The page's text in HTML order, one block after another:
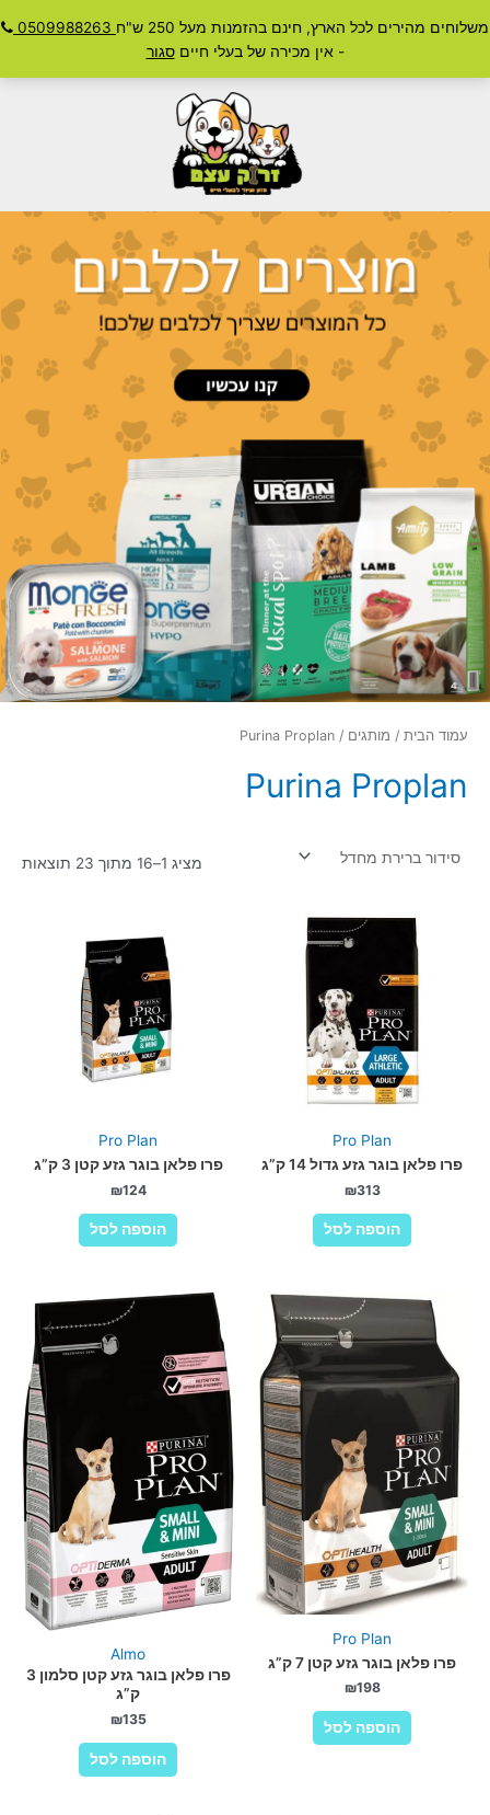
לתוכן
משלוחים מהירים לכל הארץ, חינם בהזמנות מעל 250 ש"ח
- אין מכירה של בעלי חייםסגור
חיפוש
עמוד הבית / מותגים / Purina Proplan
Purina Proplan
מציג 1–16 מתוך 23 תוצאות
Pro Plan
פרו פלאן בוגר גזע גדול 14 ק”ג
₪313
הוספה לסל
Pro Plan
פרו פלאן בוגר גזע קטן 3 ק”ג
₪124
הוספה לסל
Pro Plan
פרו פלאן בוגר גזע קטן 7 ק”ג
₪198
הוספה לסל
Almo
פרו פלאן בוגר גזע קטן סלמון 3
ק”ג
₪135
הוספה לסל